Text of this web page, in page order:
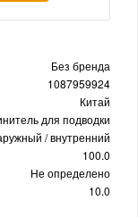
Без бренда
1087959924
Китай
для подводки
/ внутренний
100.0
Не определено
10.0